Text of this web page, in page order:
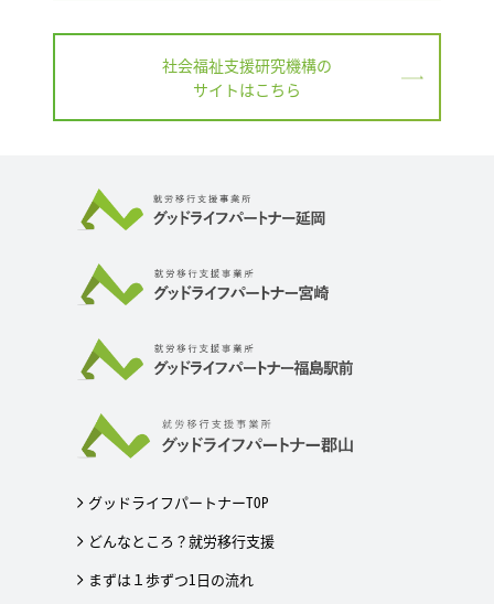
社会福祉支援研究機構の
サイトはこちら
グッドライフパートナーTOP
どんなところ？就労移行支援
まずは１歩ずつ1日の流れ